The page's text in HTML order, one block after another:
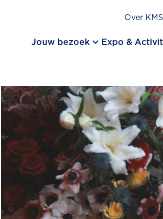
Over
Jouw bezoek keyboard_arrow_down Expo &